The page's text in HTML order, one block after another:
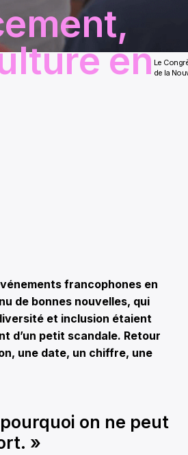
Le
de la
en
francophones en
de bonnes nouvelles, qui
et inclusion étaient
d’un petit scandale. Retour
une date, un chiffre, une
on ne peut
»